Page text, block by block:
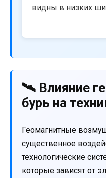
видны в низких
🛰️ Влияние
бурь на
Геомагнитные
существенное
технологические
которые зависят от